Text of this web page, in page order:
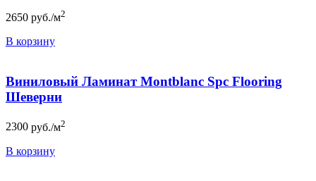
2650 руб./м2
В корзину
Виниловый Ламинат Montblanc Spc Flooring
Шеверни
2300 руб./м2
В корзину